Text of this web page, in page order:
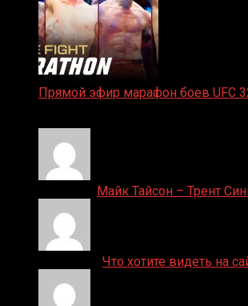
Прямой эфир марафон боев UFC
Майк Тайсон – Трент
Что хотите видеть на